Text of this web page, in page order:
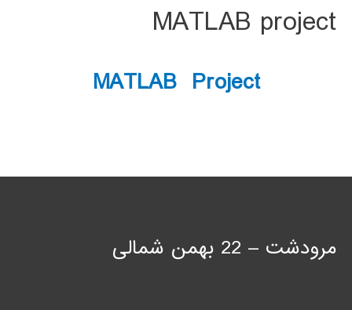
MATLAB project
MATLAB Project
مرودشت – 22 بهمن شمالی